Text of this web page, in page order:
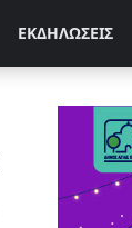
ΕΚΔΗΛΩΣΕΙΣ